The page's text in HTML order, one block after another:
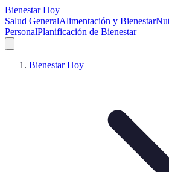
Bienestar Hoy
Salud GeneralAlimentación y Bienestar
PersonalPlanificación de Bienestar
Bienestar Hoy